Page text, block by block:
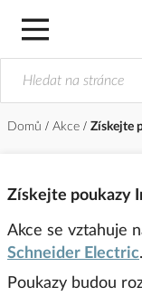
Domů Akce Získejte
Získejte poukazy
Akce se vztahuje
Schneider Electric.
Poukazy budou